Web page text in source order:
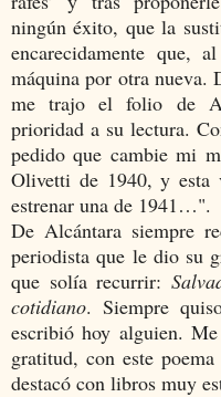
ningún éxito, que la
encarecidamente que,
máquina por otra nueva.
me trajo el folio de
prioridad a su lectura.
pedido que cambie mi
Olivetti de 1940, y esta
estrenar una de 1941…".
De Alcántara siempre
periodista que le dio su
que solía recurrir:
cotidiano. Siempre
escribió hoy alguien.
gratitud, con este
destacó con libros muy